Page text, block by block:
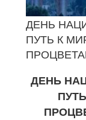
ДЕНЬ
ПУТЬ К
ДЕНЬ